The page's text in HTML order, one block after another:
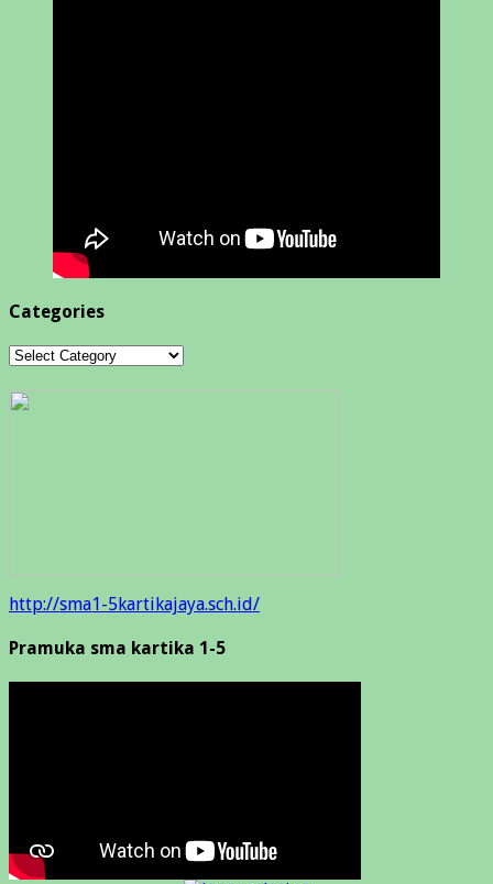
Categories
Categories
http://sma1-5kartikajaya.sch.id/
Pramuka sma kartika 1-5